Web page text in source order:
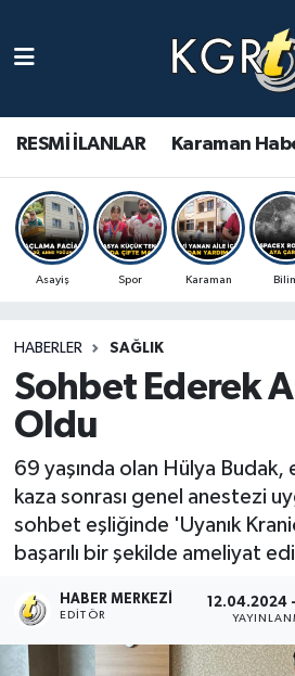
RESMİ İLANLAR Karaman
Asayiş Spor Karaman
HABERLER SAĞLIK
Sohbet Ederek
Oldu
69 yaşında olan Hülya
kaza sonrası genel anestezi
sohbet eşliğinde 'Uyanık
başarılı bir şekilde ameliyat
HABER MERKEZI
EDITÖR
12.04.2024
Gündem Haberleri
Güncel Haberler
Spor Haberleri
Ulusal Haberler
Vefat Edenler